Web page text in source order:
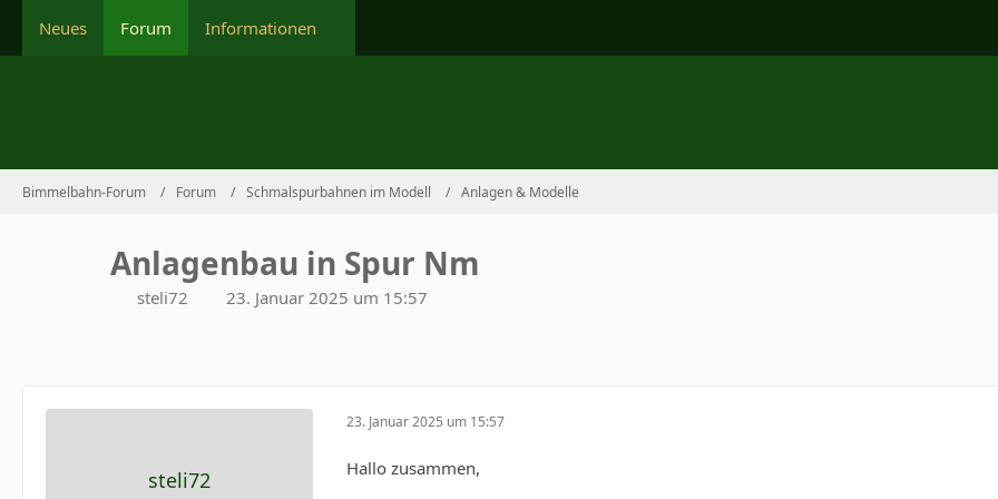
Neues Forum Informationen
Bimmelbahn-Forum Forum Schmalspurbahnen im Modell Anlagen & Modelle
Anlagenbau in Spur Nm
steli72 23. Januar 2025 um 15:57
steli72
23. Januar 2025 um 15:57
Hallo zusammen,